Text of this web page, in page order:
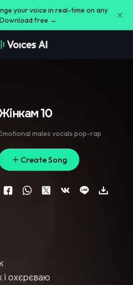
your voice in real-time on any
free →
10
males vocals pop-rap
Create Song
охєрєваю